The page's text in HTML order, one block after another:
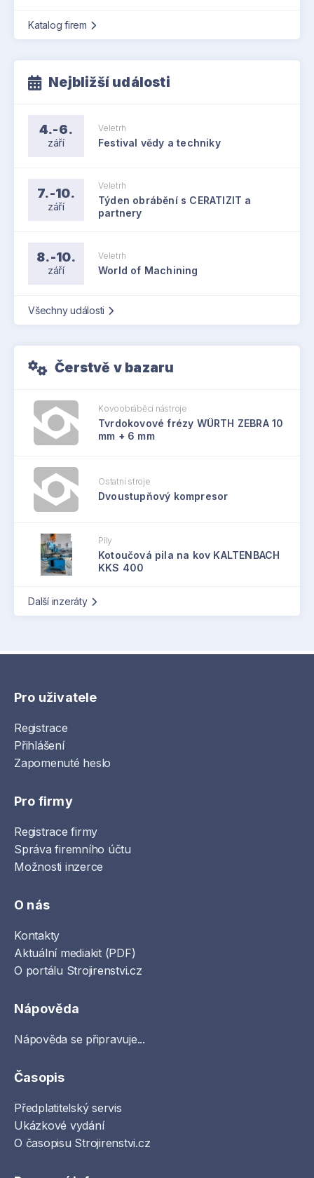
Katalog firem
Nejbližší události
4.-6.
září
Veletrh
Festival vědy a techniky
7.-10.
září
Veletrh
Týden obrábění s CERATIZIT a
partnery
8.-10.
září
Veletrh
World of Machining
Všechny události
Čerstvě v bazaru
Kovoobráběcí nástroje
Tvrdokovové frézy WÜRTH ZEBRA 10
mm + 6 mm
Ostatní stroje
Dvoustupňový kompresor
Pily
Kotoučová pila na kov KALTENBACH
KKS 400
Další inzeráty
Pro uživatele
Registrace
Přihlášení
Zapomenuté heslo
Pro firmy
Registrace firmy
Správa firemního účtu
Možnosti inzerce
O nás
Kontakty
Aktuální mediakit (PDF)
O portálu Strojirenstvi.cz
Nápověda
Nápověda se připravuje...
Časopis
Předplatitelský servis
Ukázkové vydání
O časopisu Strojirenstvi.cz